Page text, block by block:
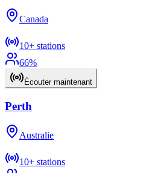
Canada
10+ stations
66%
Écouter maintenant
Perth
Australie
10+ stations